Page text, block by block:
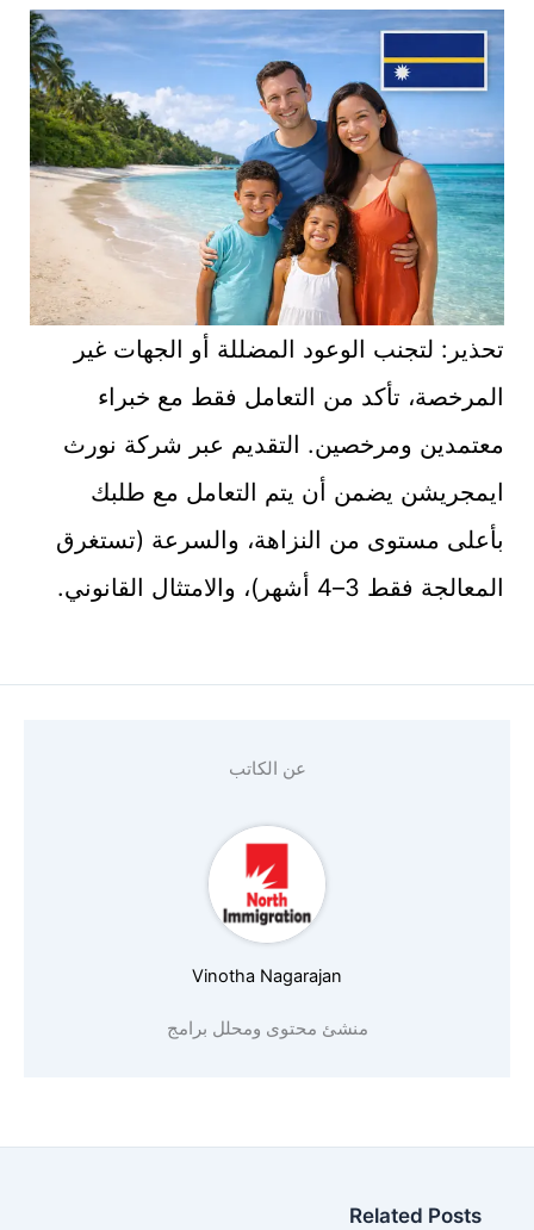
تحذير: لتجنب الوعود المضللة أو الجهات غير
المرخصة، تأكد من التعامل فقط مع خبراء
معتمدين ومرخصين. التقديم عبر شركة نورث
ايمجريشن يضمن أن يتم التعامل مع طلبك
بأعلى مستوى من النزاهة، والسرعة (تستغرق
المعالجة فقط 3–4 أشهر)، والامتثال القانوني.
عن الكاتب
Vinotha Nagarajan
منشئ محتوى ومحلل برامج
Related Posts